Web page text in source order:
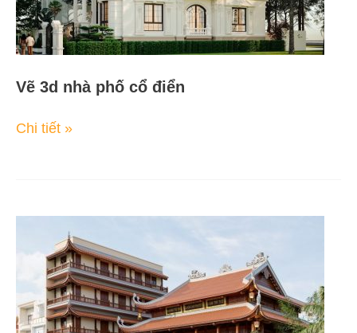
Vẽ 3d nhà phố cổ điển
Chi tiết »
công
trình
Chùa